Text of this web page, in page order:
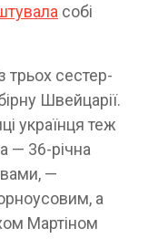
собі
трьох сестер-
Швейцарії.
українця теж
— 36-річна
—
а
Мартіном